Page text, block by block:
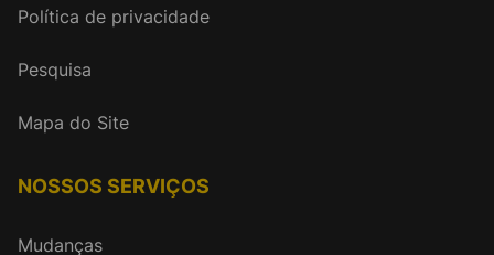
Política de privacidade
Pesquisa
Mapa do Site
NOSSOS SERVIÇOS
Mudanças